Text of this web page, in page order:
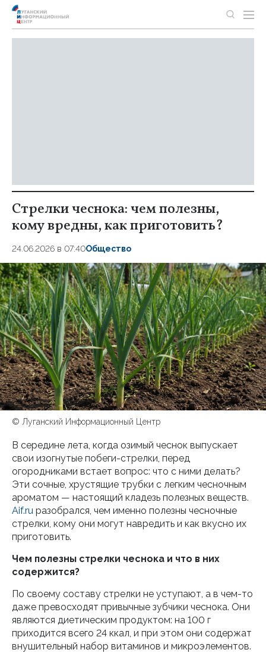
Стрелки чеснока: чем полезны,
кому вредны, как приготовить?
24.06.2026 в 07:40Общество
© Луганский Информационный Центр
В середине лета, когда озимый чеснок выпускает
свои изогнутые побеги-стрелки, перед
огородниками встает вопрос: что с ними делать?
Эти сочные, хрустящие трубки с легким чесночным
ароматом — настоящий кладезь полезных веществ.
Aif.ru разобрался, чем именно полезны чесночные
стрелки, кому они могут навредить и как вкусно их
приготовить.
Чем полезны стрелки чеснока и что в них
содержится?
По своему составу стрелки не уступают, а в чем-то
даже превосходят привычные зубчики чеснока. Они
являются диетическим продуктом: на 100 г
приходится всего 24 ккал, и при этом они содержат
внушительный набор витаминов и микроэлементов.